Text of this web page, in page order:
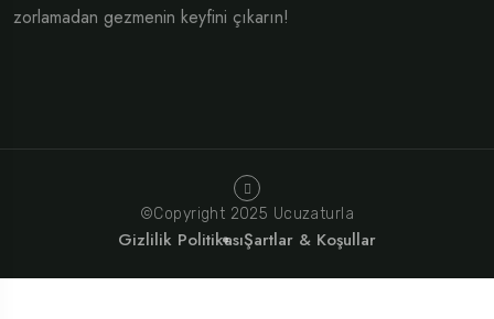
zorlamadan gezmenin keyfini çıkarın!
©Copyright 2025 Ucuzaturla
Gizlilik PolitikasıŞartlar & Koşullar